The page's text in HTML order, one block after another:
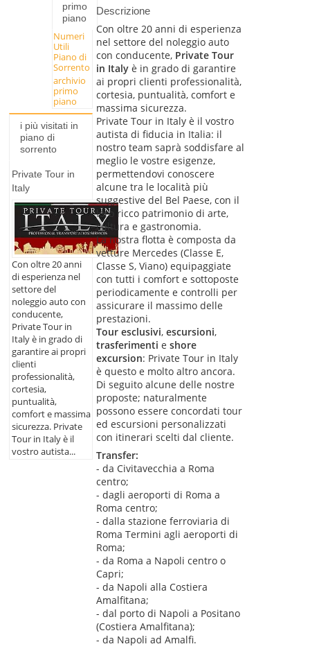
primo
piano
Numeri
Utili
Piano di
Sorrento
archivio
primo
piano
i più visitati in
piano di
sorrento
Private Tour in
Italy
Con oltre 20 anni
di esperienza nel
settore del
noleggio auto con
conducente,
Private Tour in
Italy è in grado di
garantire ai propri
clienti
professionalità,
cortesia,
puntualità,
comfort e massima
sicurezza. Private
Tour in Italy è il
vostro autista...
Descrizione
Con oltre 20 anni di esperienza
nel settore del noleggio auto
con conducente, Private Tour
in Italyè in grado di garantire
ai propri clienti professionalità,
cortesia, puntualità, comfort e
massima sicurezza.
Private Tour in Italy è il vostro
autista di fiducia in Italia: il
nostro team saprà soddisfare al
meglio le vostre esigenze,
permettendovi conoscere
alcune tra le località più
suggestive del Bel Paese, con il
loro ricco patrimonio di arte,
cultura e gastronomia.
La nostra flotta è composta da
vetture Mercedes (Classe E,
Classe S, Viano) equipaggiate
con tutti i comfort e sottoposte
periodicamente e controlli per
assicurare il massimo delle
prestazioni.
Tour esclusivi, escursioni,
trasferimenti e shore
excursion: Private Tour in Italy
è questo e molto altro ancora.
Di seguito alcune delle nostre
proposte; naturalmente
possono essere concordati tour
ed escursioni personalizzati
con itinerari scelti dal cliente.
Transfer:
- da Civitavecchia a Roma
centro;
- dagli aeroporti di Roma a
Roma centro;
- dalla stazione ferroviaria di
Roma Termini agli aeroporti di
Roma;
- da Roma a Napoli centro o
Capri;
- da Napoli alla Costiera
Amalfitana;
- dal porto di Napoli a Positano
(Costiera Amalfitana);
- da Napoli ad Amalfi.